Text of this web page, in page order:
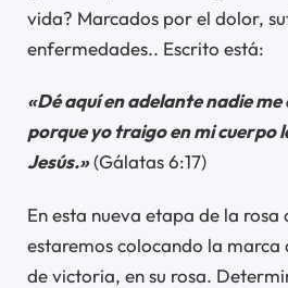
vida? Marcados por el dolor,
enfermedades.. Escrito está:
«Dé aquí en adelante nadie
porque yo traigo en mi cuerpo
Jesús.»(Gálatas 6:17)
En esta nueva etapa de la rosa
estaremos colocando la marca
de victoria, en su rosa.